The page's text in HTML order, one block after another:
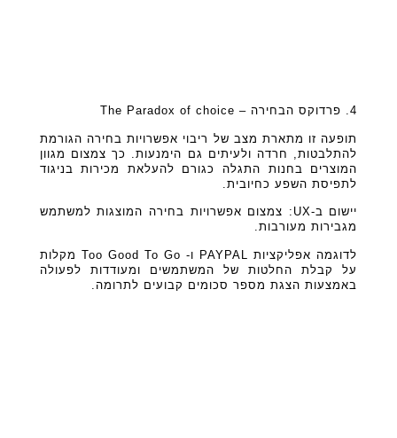
4. פרדוקס הבחירה – The Paradox of choice
תופעה זו מתארת מצב של ריבוי אפשרויות בחירה הגורמת
להתלבטות, חרדה ולעיתים גם הימנעות. כך צמצום מגוון
המוצרים בחנות התגלה כגורם להעלאת מכירות בניגוד
לתפיסת השפע כחיובית.
יישום ב-UX: צמצום אפשרויות בחירה המוצגות למשתמש
מגבירות מעורבות.
לדוגמה אפליקציות PAYPAL ו- Too Good To Go מקלות
על קבלת החלטות של המשתמשים ומעודדות לפעולה
באמצעות הצגת מספר סכומים קבועים לתרומה.